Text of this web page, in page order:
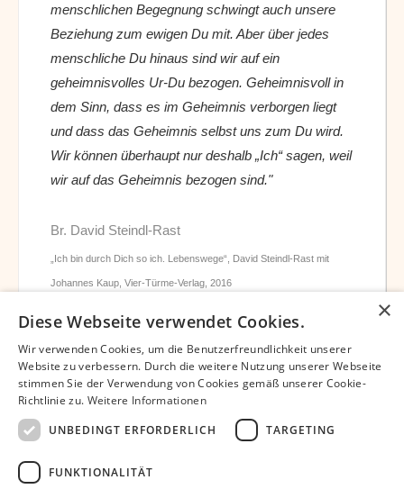
menschlichen Begegnung schwingt auch unsere
Beziehung zum ewigen Du mit. Aber über jedes
menschliche Du hinaus sind wir auf ein
geheimnisvolles Ur-Du bezogen. Geheimnisvoll in
dem Sinn, dass es im Geheimnis verborgen liegt
und dass das Geheimnis selbst uns zum Du wird.
Wir können überhaupt nur deshalb „Ich“ sagen, weil
wir auf das Geheimnis bezogen sind."
Br. David Steindl-Rast
„Ich bin durch Dich so ich. Lebenswege“, David Steindl-Rast mit
Johannes Kaup, Vier-Türme-Verlag, 2016
Impressum
Bibliothek – David Steindl-Rast OSB
Bruder David Chatbot
Unterstützen
×
Diese Webseite verwendet Cookies.
Wir verwenden Cookies, um die Benutzerfreundlichkeit unserer
Website zu verbessern. Durch die weitere Nutzung unserer Webseite
stimmen Sie der Verwendung von Cookies gemäß unserer Cookie-
Richtlinie zu. Weitere Informationen
UNBEDINGT ERFORDERLICH
TARGETING
FUNKTIONALITÄT